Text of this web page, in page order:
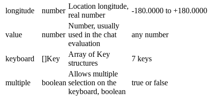
longitude
number
Location longitude,
real number
-180.0000 to +180.0000
value number
Number, usually
used in the chat
evaluation
any number
keyboard []Key
Array of Key
structures
7 keys
multiple boolean
Allows multiple
selection on the
keyboard, boolean
true or false